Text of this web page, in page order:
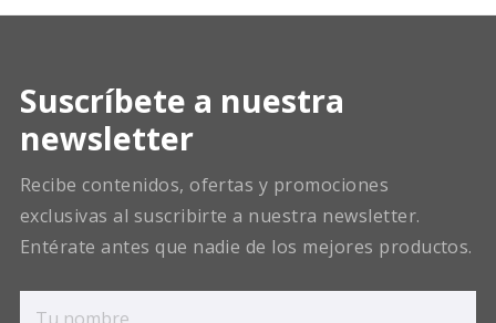
Suscríbete a nuestra
newsletter
Recibe contenidos, ofertas y promociones
exclusivas al suscribirte a nuestra newsletter.
Entérate antes que nadie de los mejores productos.